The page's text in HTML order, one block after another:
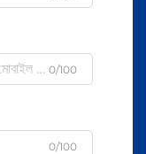
0/100
0/100